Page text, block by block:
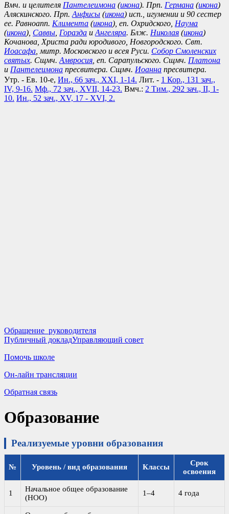
Вмч. и целителя Пантелеимона (икона). Прп. Германа (икона)
Аляскинского. Прп. Анфисы (икона) исп., игумении и 90 сестер
ее. Равноапп. Климента (икона), еп. Охридского, Наума
(икона), Саввы Горазда и Ангеляра. Блж. Николая (икона)
Кочанова, Христа ради юродивого, Новгородского. Свт.
Иоасафа , митр. Московского и всея Руси. Собор Смоленских
святых. Сщмч. Амвросия , еп. Сарапульского. Сщмч. Платона
и Пантелеимона пресвитера. Сщмч. Иоанна пресвитера.
Утр. - Ев. 10-е, Ин., 66 зач., XXI, 1-14. Лит. - 1 Кор., 131 зач.,
IV, 9-16. Мф., 72 зач., XVII, 14-23. Вмч.: 2 Тим., 292 зач., II, 1-
10. Ин., 52 зач., XV, 17 - XVI, 2.
Обращение руководителя
Публичный докладУправляющий совет
Помочь школе
Он-лайн трансляции
Обратная связь
Образование
Реализуемые уровни образования
№ Уровень / вид образования Классы
Срок
освоения
1
Начальное общее образование
(НОО)
1–4 4 года